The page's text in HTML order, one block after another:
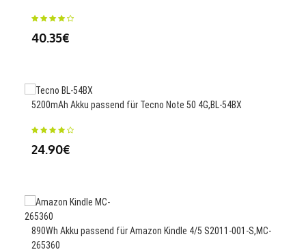
40.35€
5200mAh Akku passend für Tecno Note 50 4G,BL-54BX
24.90€
890Wh Akku passend für Amazon Kindle 4/5 S2011-001-S,MC-
265360